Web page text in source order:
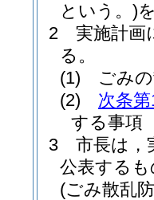
という。)
2
実施計画
る。
(1)
ごみ
(2)
次条
する事項
3
市長は，
公表する
(ごみ散乱